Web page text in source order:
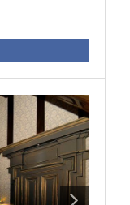
服務。
物入住、及禁
依現場提供為
。
預約訂房。
租借費用，請
詢，另婚紗拍